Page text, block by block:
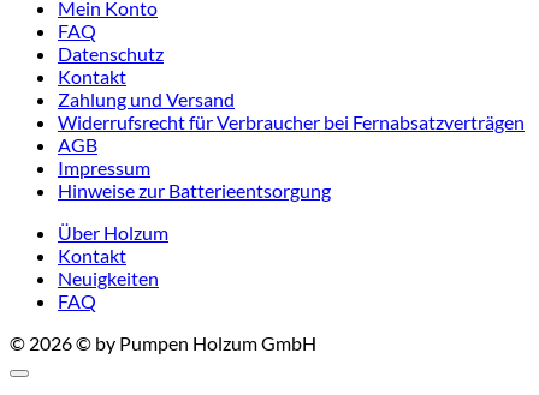
Mein Konto
FAQ
Datenschutz
Kontakt
Zahlung und Versand
Widerrufsrecht für Verbraucher bei Fernabsatzverträgen
AGB
Impressum
Hinweise zur Batterieentsorgung
Über Holzum
Kontakt
Neuigkeiten
FAQ
© 2026 © by Pumpen Holzum GmbH